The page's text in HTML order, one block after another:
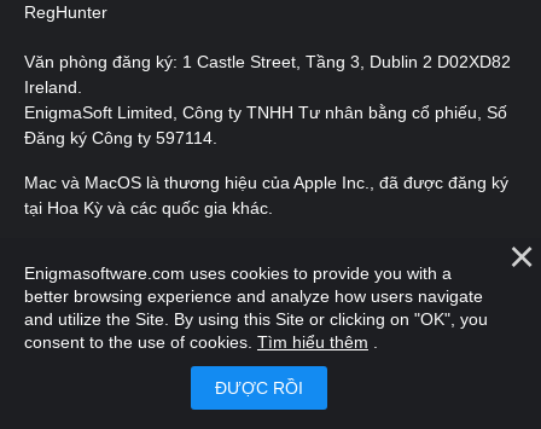
RegHunter
Văn phòng đăng ký: 1 Castle Street, Tầng 3, Dublin 2 D02XD82
Ireland.
EnigmaSoft Limited, Công ty TNHH Tư nhân bằng cổ phiếu, Số
Đăng ký Công ty 597114.
Mac và MacOS là thương hiệu của Apple Inc., đã được đăng ký
tại Hoa Kỳ và các quốc gia khác.
lưu.
Enigmasoftware.com uses cookies to provide you with a
better browsing experience and analyze how users navigate
and utilize the Site. By using this Site or clicking on "OK", you
consent to the use of cookies. Tìm hiểu thêm